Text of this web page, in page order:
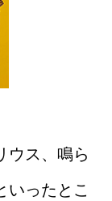
ウス、鳴ら
いったとこ